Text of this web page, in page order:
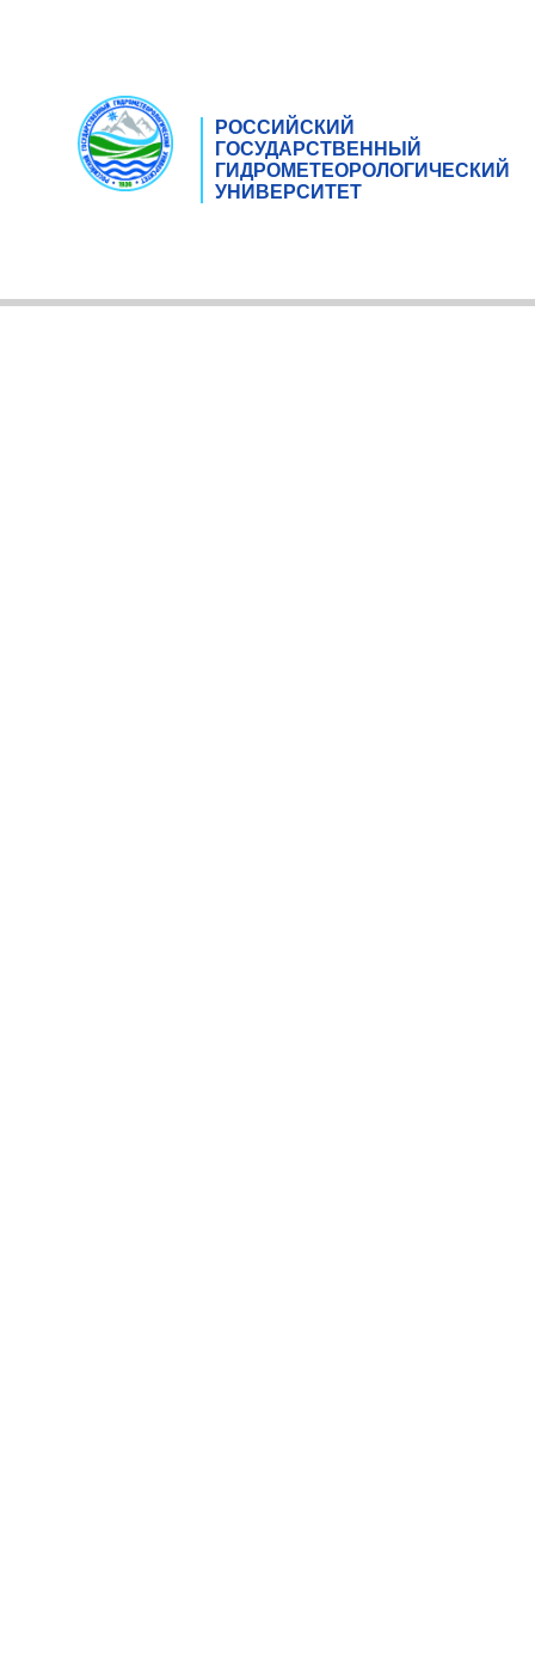
РОССИЙСКИЙ
ГОСУДАРСТВЕННЫЙ
ГИДРОМЕТЕОРОЛОГИЧЕСКИЙ
УНИВЕРСИТЕТ